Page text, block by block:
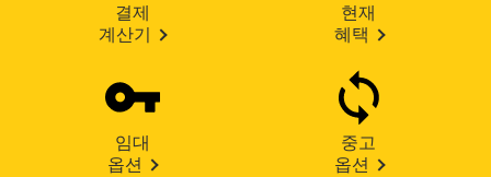
결제
계산기
현재
혜택
임대
옵션
중고
옵션